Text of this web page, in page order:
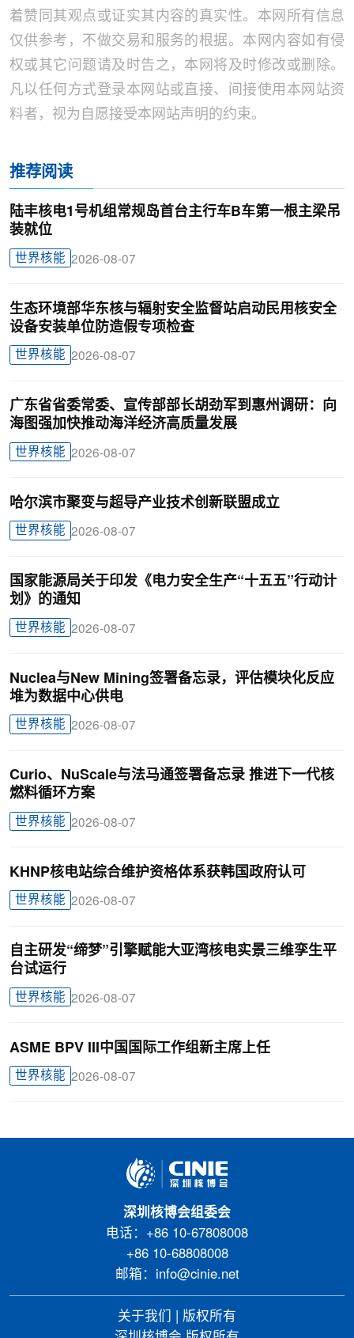
着赞同其观点或证实其内容的真实性。本网所有信息
仅供参考，不做交易和服务的根据。本网内容如有侵
权或其它问题请及时告之，本网将及时修改或删除。
凡以任何方式登录本网站或直接、间接使用本网站资
料者，视为自愿接受本网站声明的约束。
推荐阅读
陆丰核电1号机组常规岛首台主行车B车第一根主梁吊
装就位
世界核能 2026-08-07
生态环境部华东核与辐射安全监督站启动民用核安全
设备安装单位防造假专项检查
世界核能 2026-08-07
广东省省委常委、宣传部部长胡劲军到惠州调研：向
海图强加快推动海洋经济高质量发展
世界核能 2026-08-07
哈尔滨市聚变与超导产业技术创新联盟成立
世界核能 2026-08-07
国家能源局关于印发《电力安全生产“十五五”行动计
划》的通知
世界核能 2026-08-07
Nuclea与New Mining签署备忘录，评估模块化反应
堆为数据中心供电
世界核能 2026-08-07
Curio、NuScale与法马通签署备忘录 推进下一代核
燃料循环方案
世界核能 2026-08-07
KHNP核电站综合维护资格体系获韩国政府认可
世界核能 2026-08-07
自主研发“缔梦”引擎赋能大亚湾核电实景三维孪生平
台试运行
世界核能 2026-08-07
ASME BPV III中国国际工作组新主席上任
世界核能 2026-08-07
深圳核博会组委会
电话：+86 10-67808008
+86 10-68808008
邮箱：info@cinie.net
关于我们
版权所有